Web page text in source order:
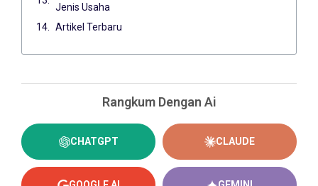
Jenis Usaha
Artikel Terbaru
Rangkum Dengan Ai
CHATGPT CLAUDE